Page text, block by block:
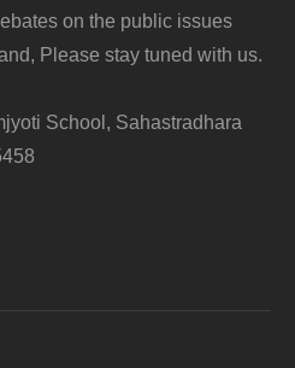
on the public issues
Please stay tuned with us.
School, Sahastradhara